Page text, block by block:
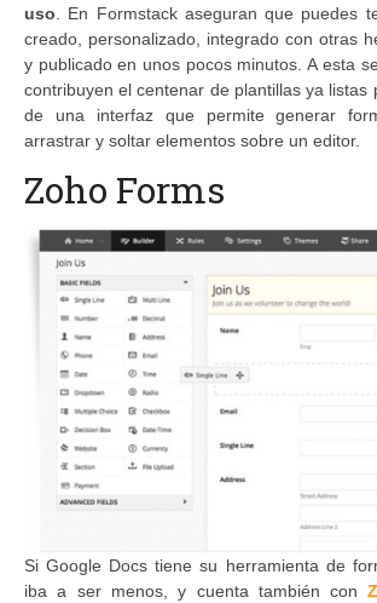
uso. En Formstack aseguran que puedes
creado, personalizado, integrado con otras
y publicado en unos pocos minutos. A esta
contribuyen el centenar de plantillas ya listas
de una interfaz que permite generar
arrastrar y soltar elementos sobre un editor.
Zoho Forms
Si Google Docs tiene su herramienta de
iba a ser menos, y cuenta también con